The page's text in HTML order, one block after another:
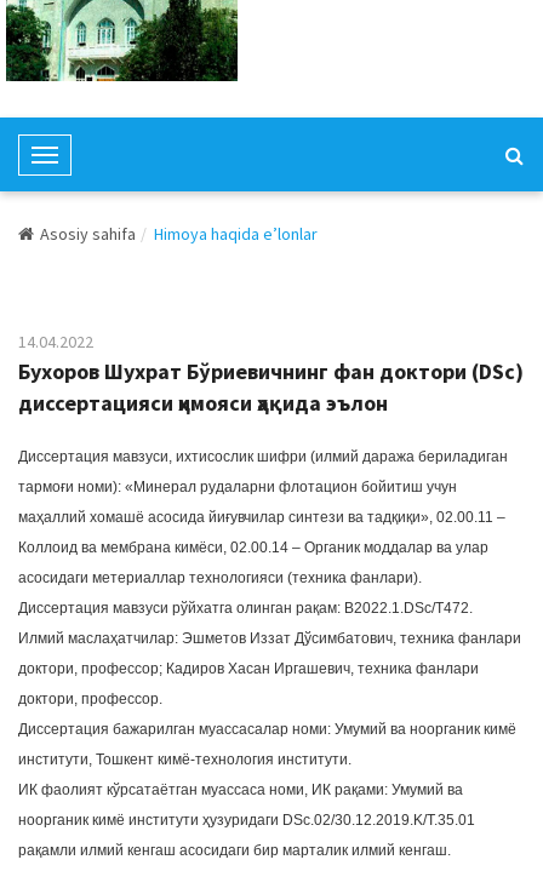
T
o
g
N
a
g
a
t
Asosiy sahifa Himoya haqida e’lonlar
14.04.2022
Бухоров Шухрат Бўриевичнинг фан доктори (DSc)
диссертацияси ҳимояси ҳақида эълон
Диссертация мавзуси, ихтисослик шифри (илмий даража бериладиган
тармоғи номи): «Минерал рудаларни флотацион бойитиш учун
маҳаллий хомашё асосида йиғувчилар синтези ва тадқиқи», 02.00.11 –
Коллоид ва мембрана кимёси, 02.00.14 – Органик моддалар ва улар
асосидаги метериаллар технологияси (техника фанлари).
Диссертация мавзуси рўйхатга олинган рақам: B2022.1.DSc/Т472.
Илмий маслаҳатчилар: Эшметов Иззат Дўсимбатович, техника фанлари
доктори, профессор; Кадиров Хасан Иргашевич, техника фанлари
доктори, профессор.
Диссертация бажарилган муассасалар номи: Умумий ва ноорганик кимё
институти, Тошкент кимё-технология институти.
ИК фаолият кўрсатаётган муассаса номи, ИК рақами: Умумий ва
ноорганик кимё институти ҳузуридаги DSc.02/30.12.2019.K/T.35.01
рақамли илмий кенгаш асосидаги бир марталик илмий кенгаш.